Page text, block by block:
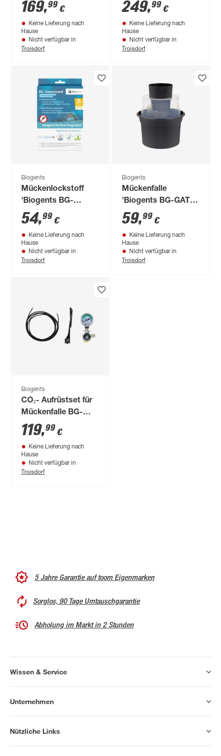
Tigermücken Ø 40
cm
169,99 €
Keine Lieferung nach
Hause
Nicht verfügbar in
Troisdorf
249,99 €
Keine Lieferung nach
Hause
Nicht verfügbar in
Troisdorf
Biogents
Mückenlockstoff
'Biogents BG-
Sweetscent'
Nachfüller für 6
Monate
54,99 €
Keine Lieferung nach
Hause
Nicht verfügbar in
Troisdorf
Biogents
Mückenfalle
'Biogents BG-GAT'
gegen Tigermücken,
2 Stück Ø 26 cm
59,99 €
Keine Lieferung nach
Hause
Nicht verfügbar in
Troisdorf
Biogents
CO₂- Aufrüstset für
Mückenfalle BG-
Booster
119,99 €
Keine Lieferung nach
Hause
Nicht verfügbar in
Troisdorf
5 Jahre Garantie auf toom Eigenmarken
Sorglos, 90 Tage Umtauschgarantie
Abholung im Markt in 2 Stunden
Wissen & Service
Unternehmen
Nützliche Links